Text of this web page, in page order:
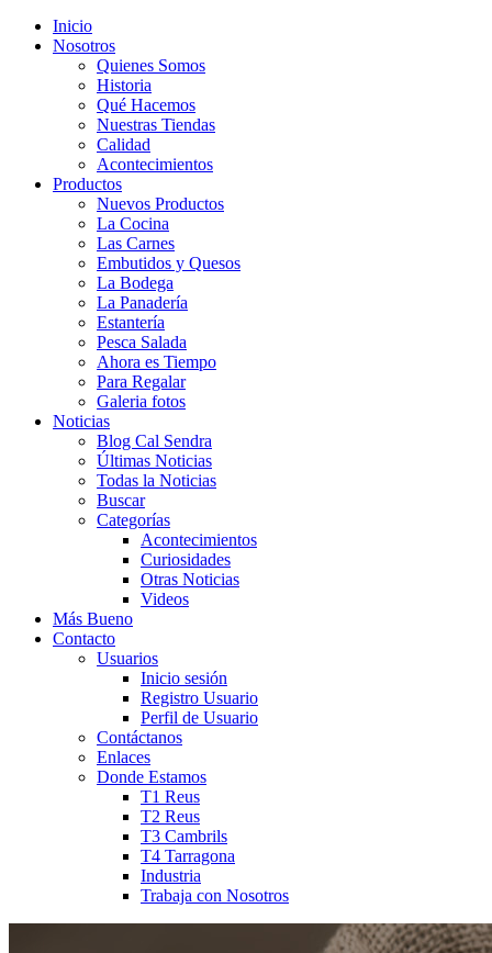
Inicio
Nosotros
Quienes Somos
Historia
Qué Hacemos
Nuestras Tiendas
Calidad
Acontecimientos
Productos
Nuevos Productos
La Cocina
Las Carnes
Embutidos y Quesos
La Bodega
La Panadería
Estantería
Pesca Salada
Ahora es Tiempo
Para Regalar
Galeria fotos
Noticias
Blog Cal Sendra
Últimas Noticias
Todas la Noticias
Buscar
Categorías
Acontecimientos
Curiosidades
Otras Noticias
Videos
Más Bueno
Contacto
Usuarios
Inicio sesión
Registro Usuario
Perfil de Usuario
Contáctanos
Enlaces
Donde Estamos
T1 Reus
T2 Reus
T3 Cambrils
T4 Tarragona
Industria
Trabaja con Nosotros